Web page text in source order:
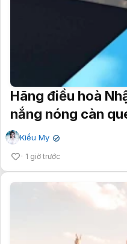
Hãng điều hoà
nắng nóng càn
Kiều My ✔
1 giờ trước